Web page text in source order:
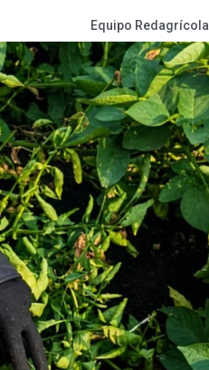
Equipo Redagrícola